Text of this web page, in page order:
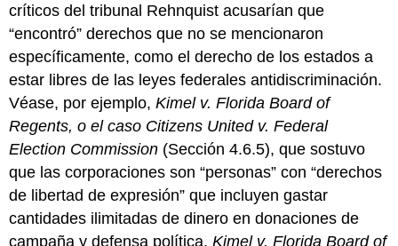
críticos del tribunal Rehnquist acusarían que
“encontró” derechos que no se mencionaron
específicamente, como el derecho de los estados a
estar libres de las leyes federales antidiscriminación.
Véase, por ejemplo,Kimel v. Florida Board of
Regents, o el caso Citizens United v. Federal
Election Commission (Sección 4.6.5), que sostuvo
que las corporaciones son “personas” con “derechos
de libertad de expresión” que incluyen gastar
cantidades ilimitadas de dinero en donaciones de
campaña y defensa política.Kimel v. Florida Board of